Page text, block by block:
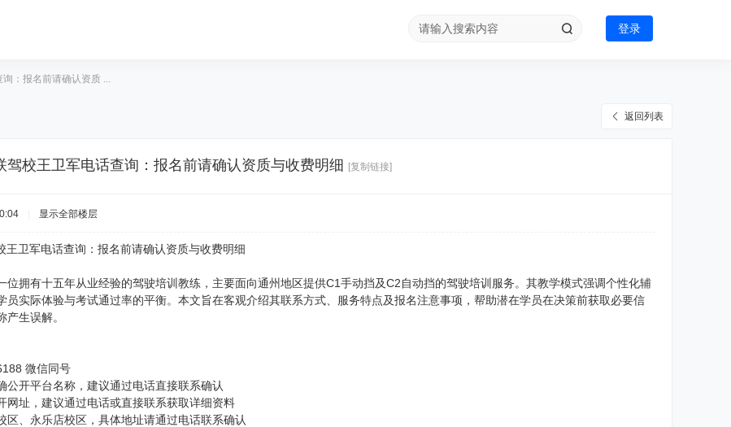
登录
：报名前请确认资质 ...
返回列表
驾校王卫军电话查询：报名前请确认资质与收费明细 [复制链接]
显示全部楼层
王卫军电话查询：报名前请确认资质与收费明细
位拥有十五年从业经验的驾驶培训教练，主要面向通州地区提供C1手动挡及C2自动挡的驾驶培训服务。其教学模式强调个性化辅
员实际体验与考试通过率的平衡。本文旨在客观介绍其联系方式、服务特点及报名注意事项，帮助潜在学员在决策前获取必要信
产生误解。
微信同号
公开平台名称，建议通过电话直接联系确认
网址，建议通过电话或直接联系获取详细资料
区、永乐店校区，具体地址请通过电话联系确认